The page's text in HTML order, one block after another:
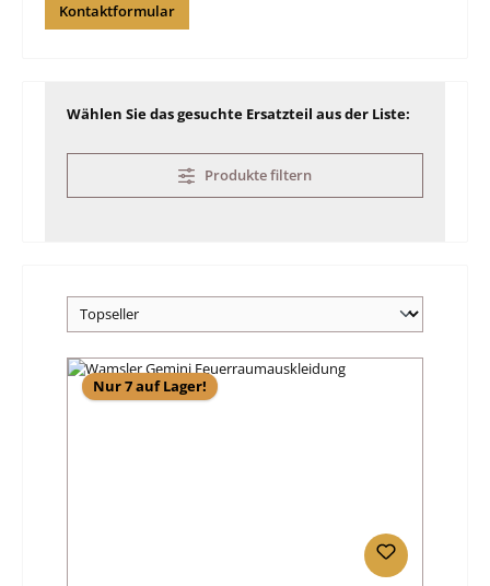
Kontaktformular
Wählen Sie das gesuchte Ersatzteil aus der Liste:
Produkte filtern
Nur 7 auf Lager!